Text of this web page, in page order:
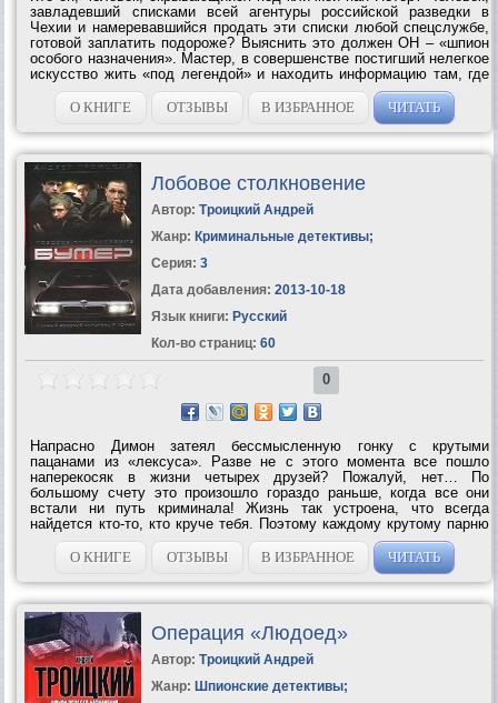
завладевший списками всей агентуры российской разведки в
Чехии и намеревавшийся продать эти списки любой спецслужбе,
готовой заплатить подороже? Выяснить это должен ОН – «шпион
особого назначения». Мастер, в совершенстве постигший нелегкое
искусство жить «под легендой» и находить информацию там, где
найти ее невозможно. Однако расследование, которое начинает
«шпион...О КНИГЕ ОТЗЫВЫ В ИЗБРАННОЕ ЧИТАТЬ
Лобовое столкновение
Автор: Троицкий Андрей
Жанр: Криминальные детективы;
Серия: 3
Дата добавления: 2013-10-18
Язык книги: Русский
Кол-во страниц: 60
0
Напрасно Димон затеял бессмысленную гонку с крутыми
пацанами из «лексуса». Разве не с этого момента все пошло
наперекосяк в жизни четырех друзей? Пожалуй, нет… По
большому счету это произошло гораздо раньше, когда все они
встали ни путь криминала! Жизнь так устроена, что всегда
найдется кто-то, кто круче тебя. Поэтому каждому крутому парню
время от времени приходится доказывать, что ему еще не пришло
время умирать… Вот только...
О КНИГЕ ОТЗЫВЫ В ИЗБРАННОЕ ЧИТАТЬ
Операция «Людоед»
Автор: Троицкий Андрей
Жанр: Шпионские детективы;